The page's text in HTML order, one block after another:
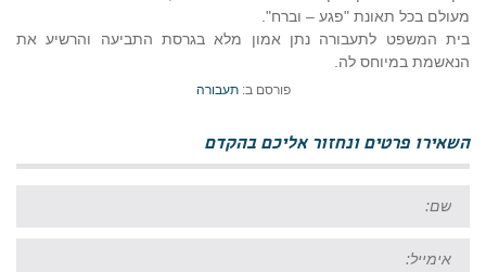
מעולם בכל תאונת "פגע – וברח".
בית המשפט לתעבורה נתן אמון מלא בגרסת התביעה והרשיע את
הנאשמת במיוחס לה.
פורסם ב:תעבורה
השאירו פרטים ונחזור אליכם בהקדם